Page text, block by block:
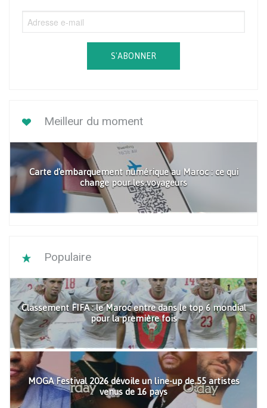
S'ABONNER
Meilleur du moment
Carte d'embarquement numérique au Maroc : ce qui
change pour les voyageurs
Populaire
Classement FIFA : le Maroc entre dans le top 6 mondial
pour la première fois
MOGA Festival 2026 dévoile un line-up de 55 artistes
venus de 16 pays